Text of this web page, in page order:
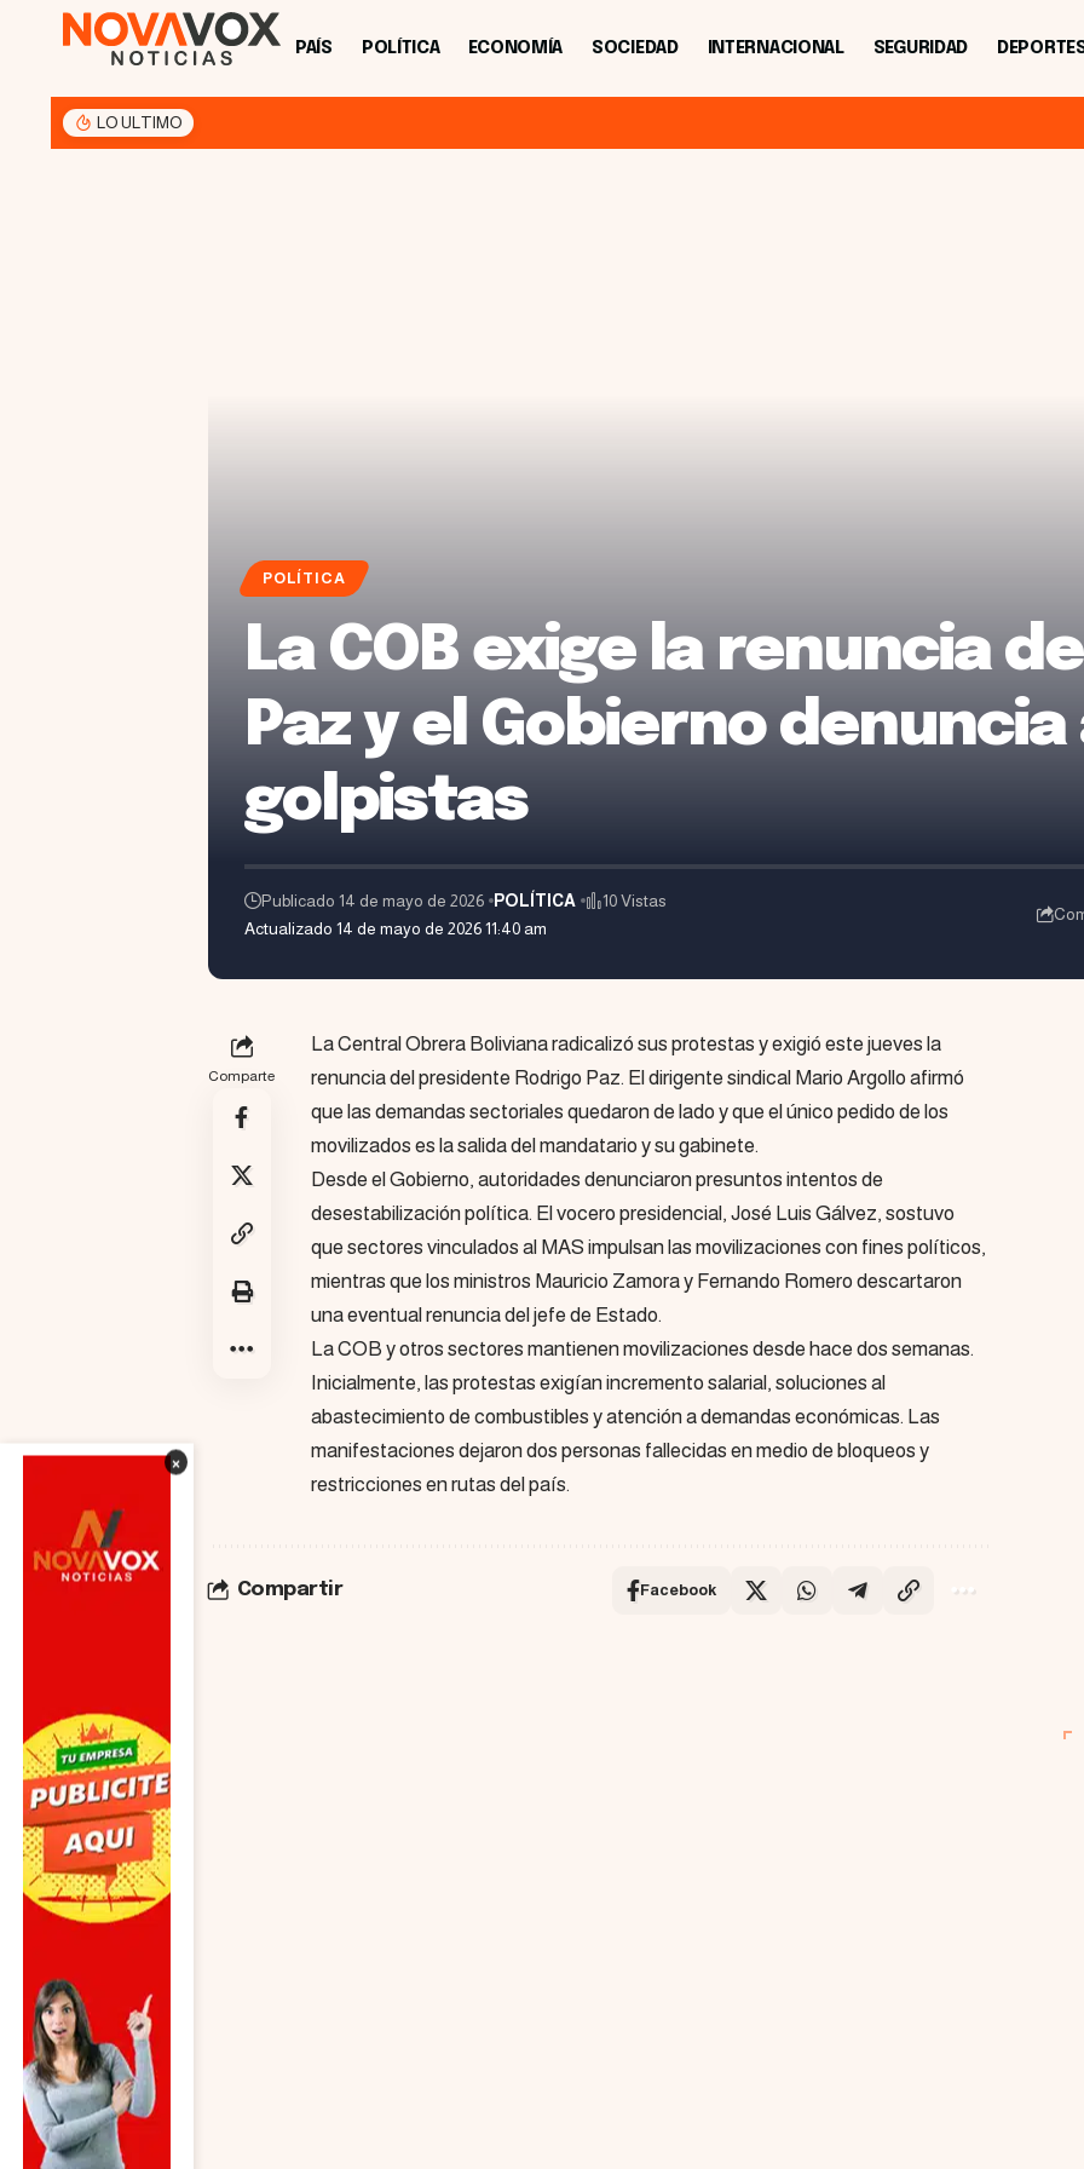
×
PAÍS POLÍTICA ECONOMÍA SOCIEDAD INTERNACIONAL SEGURIDAD
LO ULTIMO
POLÍTICA
La COB exige la renuncia
Paz y el Gobierno
golpistas
Actualizado 14 de mayo de 2026 11:40 am
Publicado 14 de mayo de 2026 POLÍTICA 10 Vistas
Comparte
La Central Obrera Boliviana radicalizó sus protestas y exigió este jueves la
renuncia del presidente Rodrigo Paz. El dirigente sindical Mario Argollo afirmó
que las demandas sectoriales quedaron de lado y que el único pedido de los
movilizados es la salida del mandatario y su gabinete.
Desde el Gobierno, autoridades denunciaron presuntos intentos de
desestabilización política. El vocero presidencial, José Luis Gálvez, sostuvo
que sectores vinculados al MAS impulsan las movilizaciones con fines políticos,
mientras que los ministros Mauricio Zamora y Fernando Romero descartaron
una eventual renuncia del jefe de Estado.
La COB y otros sectores mantienen movilizaciones desde hace dos semanas.
Inicialmente, las protestas exigían incremento salarial, soluciones al
abastecimiento de combustibles y atención a demandas económicas. Las
manifestaciones dejaron dos personas fallecidas en medio de bloqueos y
restricciones en rutas del país.
Compartir Facebook